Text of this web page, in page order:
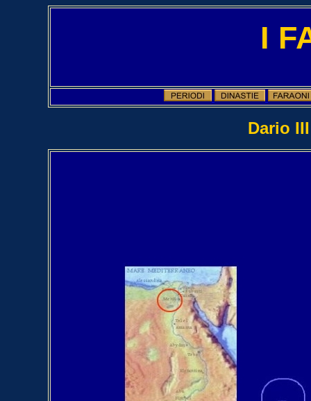
I
Dario